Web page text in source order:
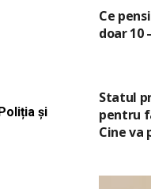
și
Ce
doar 10
Statul
pentru
Cine va